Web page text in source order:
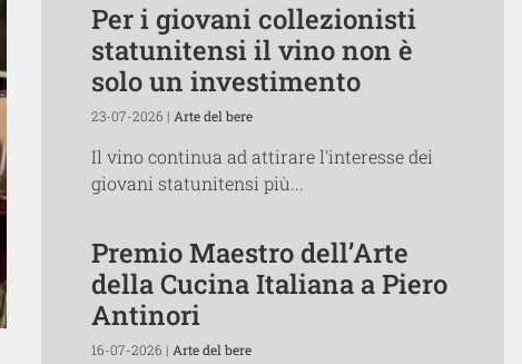
Per i giovani collezionisti
statunitensi il vino non è
solo un investimento
23-07-2026 | Arte del bere
Il vino continua ad attirare l'interesse dei
giovani statunitensi più...
Premio Maestro dell’Arte
della Cucina Italiana a Piero
Antinori
16-07-2026 | Arte del bere